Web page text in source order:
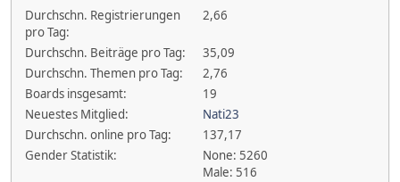
Durchschn. Registrierungen
pro Tag:
2,66
Durchschn. Beiträge pro Tag:
35,09
Durchschn. Themen pro Tag:
2,76
Boards insgesamt:
19
Neuestes Mitglied:
Nati23
Durchschn. online pro Tag:
137,17
Gender Statistik:
None: 5260
Male: 516